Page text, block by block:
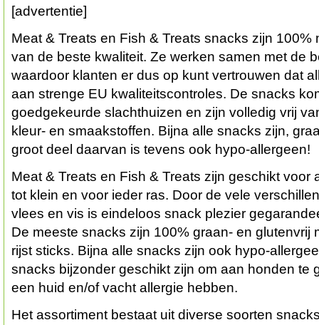
[advertentie]
Meat & Treats en Fish & Treats snacks zijn 100%
van de beste kwaliteit. Ze werken samen met de
waardoor klanten er dus op kunt vertrouwen dat
aan strenge EU kwaliteitscontroles. De snacks
goedgekeurde slachthuizen en zijn volledig vrij
kleur- en smaakstoffen. Bijna alle snacks zijn,
groot deel daarvan is tevens ook hypo-allergeen!
Meat & Treats en Fish & Treats zijn geschikt voor
tot klein en voor ieder ras. Door de vele
vlees en vis is eindeloos snack plezier
De meeste snacks zijn 100% graan- en glutenvrij
rijst sticks. Bijna alle snacks zijn ook hypo-
snacks bijzonder geschikt zijn om aan honden te
een huid en/of vacht allergie hebben.
Het assortiment bestaat uit diverse soorten